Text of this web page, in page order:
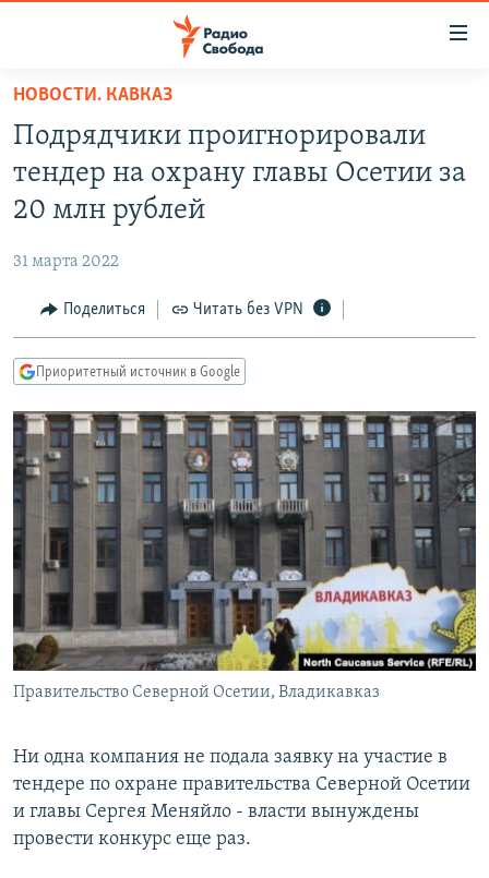
упрощенного
доступа
основному
Вернутся
Вернутся
поиску
ПОДКАСТЫ
АВТОРСКИЕ ПРОЕКТЫ
МНЕНИЯ
КУЛЬТУРА
КАВКАЗ.РЕАЛИИ
СЕВЕР.РЕАЛИИ
СИБИРЬ.РЕАЛИИ
РАСПИСАНИЕ ВЕЩАНИЯ
ПОДПИШИТЕСЬ НА РАССЫЛКУ
СОЦИАЛЬНЫЕ СЕТИ
Все сайты РСЕ/РС
НОВОСТИ. КАВКАЗ
Подрядчики проигнорировали
тендер на охрану главы Осетии за
20 млн рублей
31 марта 2022
Поделиться Читать без VPN
Приоритетный источник в Google
Правительство Северной Осетии, Владикавказ
Ни одна компания не подала заявку на участие в
тендере по охране правительства Северной Осетии
и главы Сергея Меняйло - власти вынуждены
провести конкурс еще раз.